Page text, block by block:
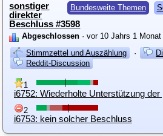
Bundesweite Themen
sonstiger
direkter
Beschluss #3598
Abgeschlossen · vor 10 Jahrs 1
Stimmzettel und Auszählung
·
Reddit-Discussion
1
2
i6753: kein solcher Beschluss